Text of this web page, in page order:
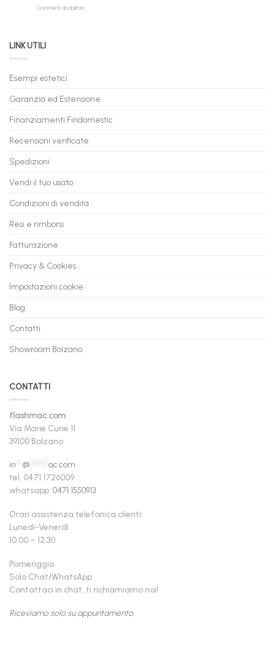
Spedizione
Online:
anche
a
Commenti disabilitatisu
in
con
LINK UTILI
Esempi estetici
Garanzia ed Estensione
Finanziamenti Findomestic
Recensioni verificate
Spedizioni
Vendi il tuo usato
Condizioni di vendita
Resi e rimborsi
Fatturazione
Privacy & Cookies
Impostazioni cookie
Blog
Contatti
Showroom Bolzano
CONTATTI
flashmac.com
Via Marie Curie 11
39100 Bolzano
in @
ac.com
tel. 0471 1726009
whatsapp: 0471 1550913
Orari assistenza telefonica clienti:
Lunedì-Venerdì
10.00 – 12.30
Pomeriggio:
Solo Chat/WhatsApp
Contattaci in chat, ti richiamiamo noi!
Riceviamo solo su appuntamento.